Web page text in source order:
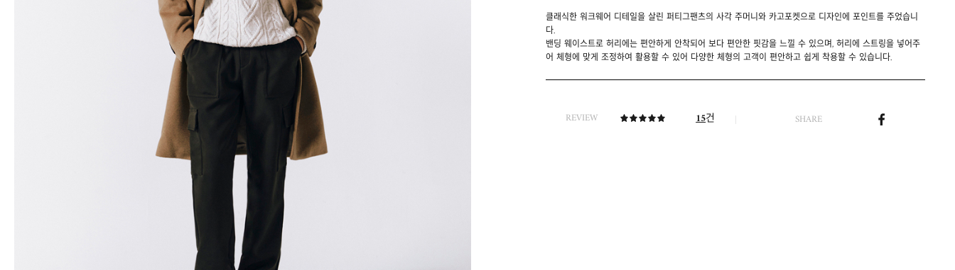
클래식한 워크웨어 디테일을 살린 퍼티그팬츠의 사각 주머니와 카고포켓으로 디자인에 포인트를 주었습니
다.
밴딩 웨이스트로 허리에는 편안하게 안착되어 보다 편안한 핏감을 느낄 수 있으며, 허리에 스트링을 넣어주
어 체형에 맞게 조정하여 활용할 수 있어 다양한 체형의 고객이 편안하고 쉽게 착용할 수 있습니다.
REVIEW 15건 SHARE